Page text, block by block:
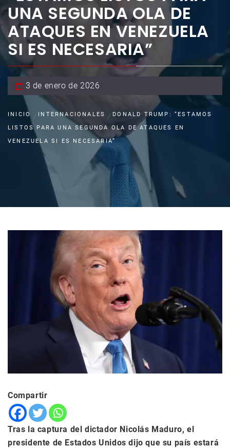
UNA SEGUNDA OLA DE
ATAQUES EN VENEZUELA
SI ES NECESARIA”
3 de enero de 2026
INICIO INTERNACIONALES
DONALD TRUMP: “ESTAMOS
LISTOS PARA UNA SEGUNDA OLA DE ATAQUES EN
VENEZUELA SI ES NECESARIA”
Compartir
Tras la captura del dictador Nicolás Maduro, el
presidente de Estados Unidos dijo que su país estará